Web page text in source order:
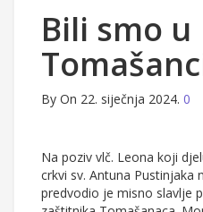
Bili smo u
By On 22. siječnja 2024. 0
Na poziv vlč. Leona koji
crkvi sv. Antuna Pustinjaka
predvodio je misno slavlje